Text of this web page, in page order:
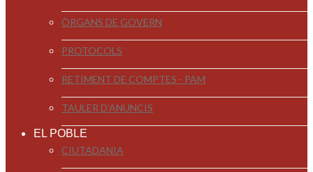
ÒRGANS DE GOVERN
PROTOCOLS
RETIMENT DE COMPTES - PAM
TAULER D'ANUNCIS
EL POBLE
CIUTADANIA